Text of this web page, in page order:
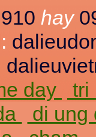
hay
day
tri
di